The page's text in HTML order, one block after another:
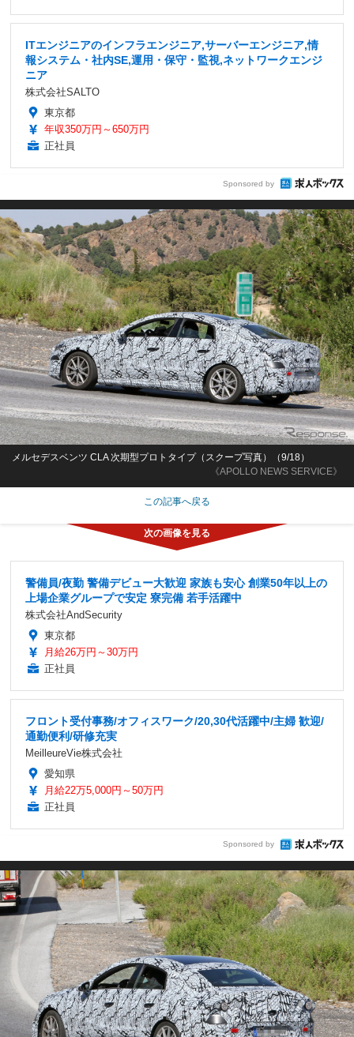
ITエンジニアのインフラエンジニア,サーバーエンジニア,情
報システム・社内SE,運用・保守・監視,ネットワークエンジ
ニア
株式会社SALTO
東京都
年収350万円～650万円
正社員
Sponsored by
《APOLLO NEWS SERVICE》
メルセデスベンツ CLA 次期型プロトタイプ（スクープ写真）（9/18）
この記事へ戻る
警備員/夜勤 警備デビュー大歓迎 家族も安心 創業50年以上の
上場企業グループで安定 寮完備 若手活躍中
株式会社AndSecurity
東京都
月給26万円～30万円
正社員
フロント受付事務/オフィスワーク/20,30代活躍中/主婦 歓迎/
通勤便利/研修充実
MeilleureVie株式会社
愛知県
月給22万5,000円～50万円
正社員
Sponsored by